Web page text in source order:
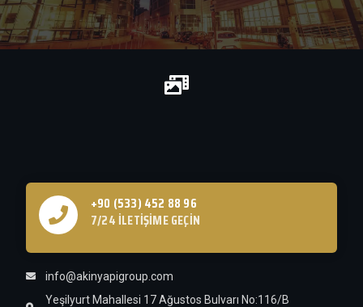
+90 (533) 452 88 96
7/24 İLETIŞIME GEÇIN
info@akinyapigroup.com
Yeşilyurt Mahallesi 17 Ağustos Bulvarı No:116/B